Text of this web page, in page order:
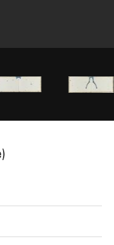
CCI/Georges Meguerditchian/Dist.